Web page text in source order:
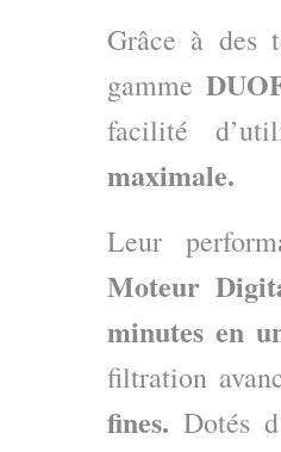
Grâce à des
gamme
facilité
maximale.
Leur
Moteur
minutes en
filtration
fines. Dotés